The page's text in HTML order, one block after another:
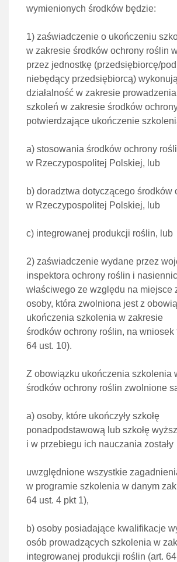
wymienionych środków będzie:
1) zaświadczenie o ukończeniu
w zakresie środków ochrony roślin
przez jednostkę (przedsiębiorcę/
niebędący przedsiębiorcą)
działalność w zakresie prowadzenia
szkoleń w zakresie środków
potwierdzające ukończenie
a) stosowania środków ochrony
w Rzeczypospolitej Polskiej, lub
b) doradztwa dotyczącego środków
w Rzeczypospolitej Polskiej, lub
c) integrowanej produkcji roślin, lub
2) zaświadczenie wydane przez
inspektora ochrony roślin i
właściwego ze względu na miejsce
osoby, która zwolniona jest z
ukończenia szkolenia w zakresie
środków ochrony roślin, na wniosek
64 ust. 10).
Z obowiązku ukończenia szkolenia
środków ochrony roślin zwolnione
a) osoby, które ukończyły szkołę
ponadpodstawową lub szkołę
i w przebiegu ich nauczania zostały
uwzględnione wszystkie
w programie szkolenia w danym
64 ust. 4 pkt 1),
b) osoby posiadające kwalifikacje
osób prowadzących szkolenia w
integrowanej produkcji roślin (art.